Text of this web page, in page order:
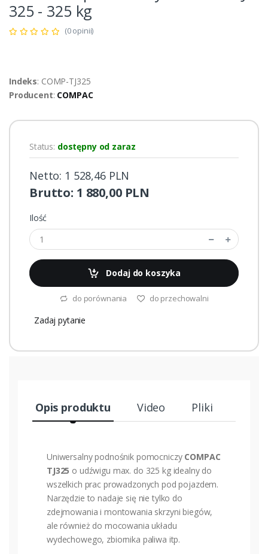
325 - 325 kg
(0 opinii)
Indeks: COMP-TJ325
Producent: COMPAC
Status: dostępny od zaraz
Netto: 1 528,46 PLN
Brutto: 1 880,00 PLN
Ilość
Dodaj do koszyka
do porównania do przechowalni
Zadaj pytanie
Opis produktu Video Pliki
Uniwersalny podnośnik pomocniczy COMPAC
TJ325 o udźwigu max. do 325 kg idealny do
wszelkich prac prowadzonych pod pojazdem.
Narzędzie to nadaje się nie tylko do
zdejmowania i montowania skrzyni biegów,
ale również do mocowania układu
wydechowego, zbiornika paliwa itp.